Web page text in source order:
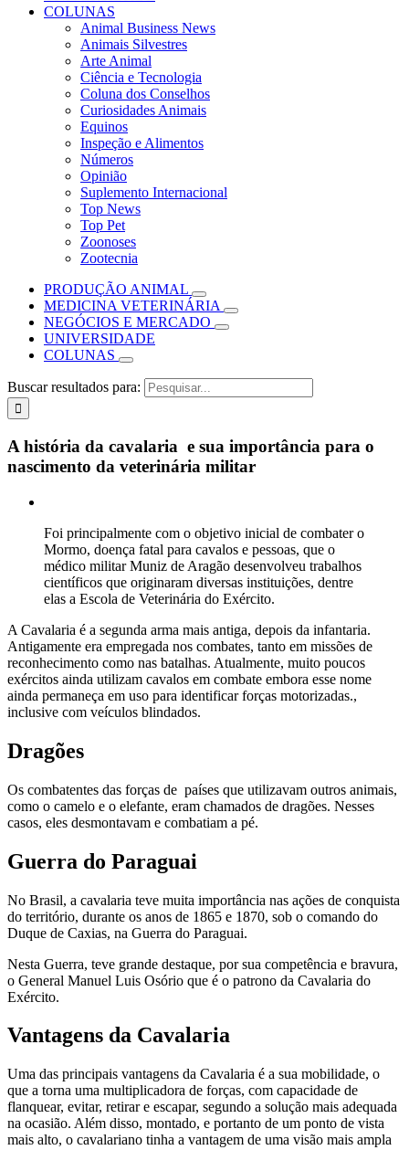
COLUNAS
Animal Business News
Animais Silvestres
Arte Animal
Ciência e Tecnologia
Coluna dos Conselhos
Curiosidades Animais
Equinos
Inspeção e Alimentos
Números
Opinião
Suplemento Internacional
Top News
Top Pet
Zoonoses
Zootecnia
PRODUÇÃO ANIMAL
MEDICINA VETERINÁRIA
NEGÓCIOS E MERCADO
UNIVERSIDADE
COLUNAS
Buscar resultados para:
A história da cavalaria e sua importância para o
nascimento da veterinária militar
Foi principalmente com o objetivo inicial de combater o
Mormo, doença fatal para cavalos e pessoas, que o
médico militar Muniz de Aragão desenvolveu trabalhos
científicos que originaram diversas instituições, dentre
elas a Escola de Veterinária do Exército.
A Cavalaria é a segunda arma mais antiga, depois da infantaria.
Antigamente era empregada nos combates, tanto em missões de
reconhecimento como nas batalhas. Atualmente, muito poucos
exércitos ainda utilizam cavalos em combate embora esse nome
ainda permaneça em uso para identificar forças motorizadas.,
inclusive com veículos blindados.
Dragões
Os combatentes das forças de países que utilizavam outros animais,
como o camelo e o elefante, eram chamados de dragões. Nesses
casos, eles desmontavam e combatiam a pé.
Guerra do Paraguai
No Brasil, a cavalaria teve muita importância nas ações de conquista
do território, durante os anos de 1865 e 1870, sob o comando do
Duque de Caxias, na Guerra do Paraguai.
Nesta Guerra, teve grande destaque, por sua competência e bravura,
o General Manuel Luis Osório que é o patrono da Cavalaria do
Exército.
Vantagens da Cavalaria
Uma das principais vantagens da Cavalaria é a sua mobilidade, o
que a torna uma multiplicadora de forças, com capacidade de
flanquear, evitar, retirar e escapar, segundo a solução mais adequada
na ocasião. Além disso, montado, e portanto de um ponto de vista
mais alto, o cavalariano tinha a vantagem de uma visão mais ampla